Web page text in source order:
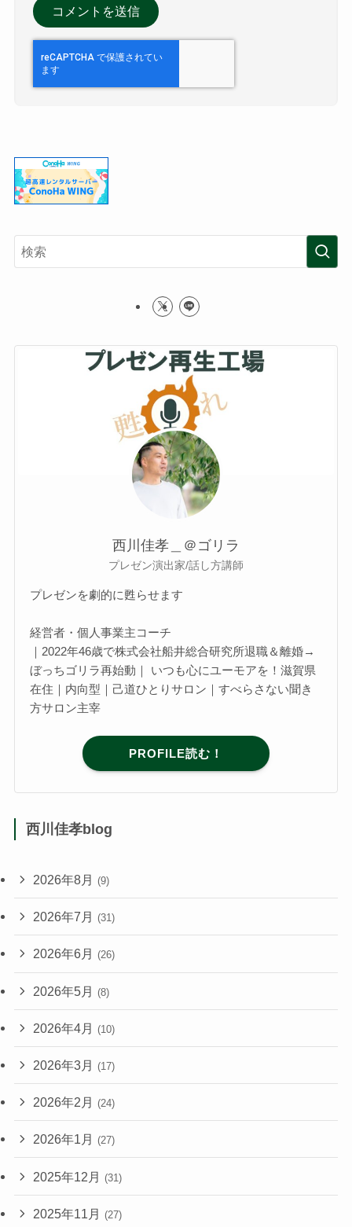
西川佳孝＿＠ゴリラ
プレゼン演出家/話し方講師
プレゼンを劇的に甦らせます
経営者・個人事業主コーチ
｜2022年46歳で株式会社船井総合研究所退職＆離婚→
ぼっちゴリラ再始動｜ いつも心にユーモアを！滋賀県
在住｜内向型｜己道ひとりサロン｜すべらさない聞き
方サロン主宰
PROFILE読む！
西川佳孝blog
2026年8月 (9)
2026年7月 (31)
2026年6月 (26)
2026年5月 (8)
2026年4月 (10)
2026年3月 (17)
2026年2月 (24)
2026年1月 (27)
2025年12月 (31)
2025年11月 (27)